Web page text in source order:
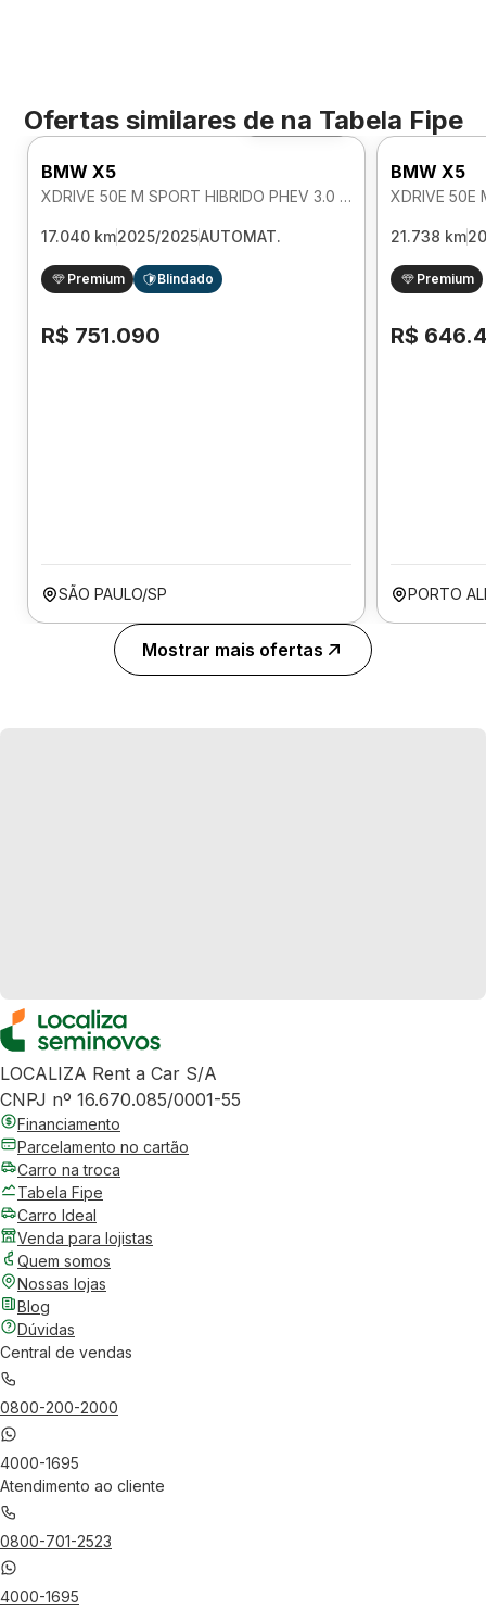
Ofertas similares de na Tabela Fipe
Foto 360º
BMW X5
XDRIVE 50E M SPORT HIBRIDO PHEV 3.0 AUTOMATICO
17.040 km2025/2025AUTOMAT.
Premium Blindado
R$ 751.090
SÃO PAULO/SP
BMW X5
21.738 km
Premium
R$
PORTO
Mostrar mais ofertas
LOCALIZA Rent a Car S/A
CNPJ nº 16.670.085/0001-55
Financiamento
Parcelamento no cartão
Carro na troca
Tabela Fipe
Carro Ideal
Venda para lojistas
Quem somos
Nossas lojas
Blog
Dúvidas
Central de vendas
0800-200-2000
4000-1695
Atendimento ao cliente
0800-701-2523
4000-1695